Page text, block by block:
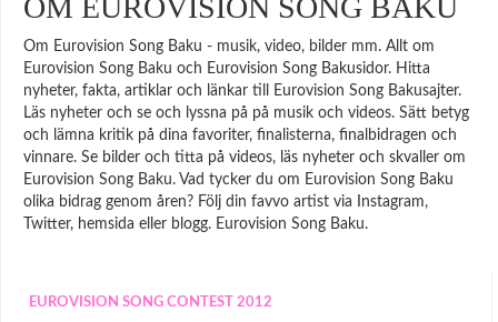
OM EUROVISION SONG BAKU
Om Eurovision Song Baku - musik, video, bilder mm. Allt om
Eurovision Song Baku och Eurovision Song Bakusidor. Hitta
nyheter, fakta, artiklar och länkar till Eurovision Song Bakusajter.
Läs nyheter och se och lyssna på på musik och videos. Sätt betyg
och lämna kritik på dina favoriter, finalisterna, finalbidragen och
vinnare. Se bilder och titta på videos, läs nyheter och skvaller om
Eurovision Song Baku. Vad tycker du om Eurovision Song Baku
olika bidrag genom åren? Följ din favvo artist via Instagram,
Twitter, hemsida eller blogg. Eurovision Song Baku.
EUROVISION SONG CONTEST 2012